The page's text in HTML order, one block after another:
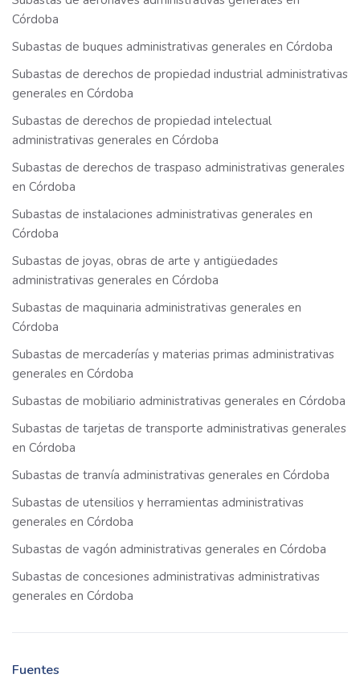
Córdoba
Subastas de buques administrativas generales en Córdoba
Subastas de derechos de propiedad industrial administrativas
generales en Córdoba
Subastas de derechos de propiedad intelectual
administrativas generales en Córdoba
Subastas de derechos de traspaso administrativas generales
en Córdoba
Subastas de instalaciones administrativas generales en
Córdoba
Subastas de joyas, obras de arte y antigüedades
administrativas generales en Córdoba
Subastas de maquinaria administrativas generales en
Córdoba
Subastas de mercaderías y materias primas administrativas
generales en Córdoba
Subastas de mobiliario administrativas generales en Córdoba
Subastas de tarjetas de transporte administrativas generales
en Córdoba
Subastas de tranvía administrativas generales en Córdoba
Subastas de utensilios y herramientas administrativas
generales en Córdoba
Subastas de vagón administrativas generales en Córdoba
Subastas de concesiones administrativas administrativas
generales en Córdoba
Fuentes